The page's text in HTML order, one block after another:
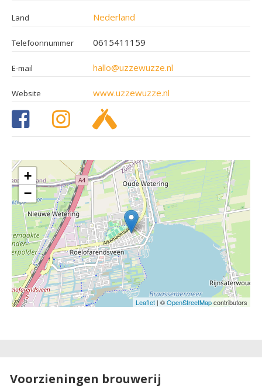
Land Nederland
Telefoonnummer 0615411159
E-mail hallo@uzzewuzze.nl
Website www.uzzewuzze.nl
+
−
Leaflet | ©OpenStreetMapcontributors
Voorzieningen brouwerij